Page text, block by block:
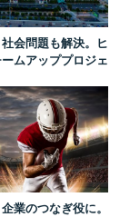
会問題も解決。ヒ
ムアッププロジェ
業のつなぎ役に。